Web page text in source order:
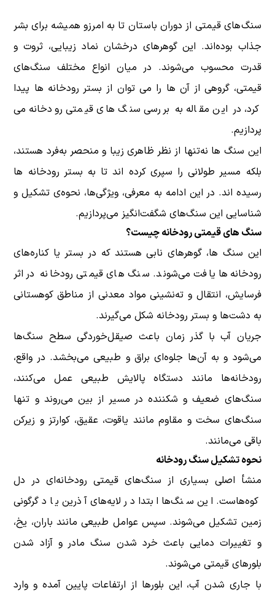
سنگ‌های قیمتی از دوران باستان تا به امرزو همیشه برای بشر
جذاب بوده‌اند. این گوهرهای درخشان نماد زیبایی، ثروت و
قدرت محسوب می‌شوند. در میان انواع مختلف سنگ‌های
قیمتی، گروهی از آن ها را می توان از بستر رودخانه ها پیدا
کرد، در این مقاله به بررسی سنگ های قیمتی رودخانه می
پردازیم.
این سنگ ها نه‌تنها از نظر ظاهری زیبا و منحصر به‌فرد هستند،
بلکه مسیر طولانی را سپری کرده اند تا به بستر رودخانه ها
رسیده اند. در این ادامه به معرفی، ویژگی‌ها، نحوه‌ی تشکیل و
شناسایی این سنگ‌های شگفت‌انگیز می‌پردازیم.
سنگ های قیمتی رودخانه چیست؟
این سنگ ها، گوهرهای نابی هستند که در بستر یا کناره‌های
رودخانه‌ها یافت می‌شوند. سنگ های قیمتی رودخانه در اثر
فرسایش، انتقال و ته‌نشینی مواد معدنی از مناطق کوهستانی
به دشت‌ها و بستر رودخانه شکل می‌گیرند.
جریان آب با گذر زمان باعث صیقل‌خوردگی سطح سنگ‌ها
می‌شود و به آن‌ها جلوه‌ای براق و طبیعی می‌بخشد. در واقع،
رودخانه‌ها مانند دستگاه پالایش طبیعی عمل می‌کنند،
سنگ‌های ضعیف و شکننده در مسیر از بین می‌روند و تنها
سنگ‌های سخت و مقاوم مانند یاقوت، عقیق، کوارتز و زیرکن
باقی می‌مانند.
نحوه تشکیل سنگ رودخانه
منشأ اصلی بسیاری از سنگ‌های قیمتی رودخانه‌ای در دل
کوه‌هاست. این سنگ‌ها ابتدا در لایه‌های آذرین یا دگرگونی
زمین تشکیل می‌شوند. سپس عوامل طبیعی مانند باران، یخ،
و تغییرات دمایی باعث خرد شدن سنگ مادر و آزاد شدن
بلورهای قیمتی می‌شوند.
با جاری شدن آب، این بلورها از ارتفاعات پایین آمده و وارد